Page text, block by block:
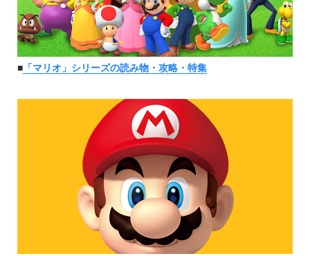
■「マリオ」シリーズの読み物・攻略・特集